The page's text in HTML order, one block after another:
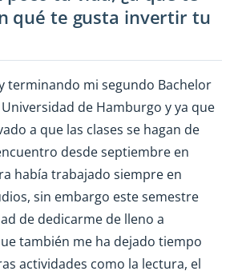
qué te gusta invertir tu
terminando mi segundo Bachelor
de Hamburgo y ya que
a que las clases se hagan de
desde septiembre en
había trabajado siempre en
sin embargo este semestre
de dedicarme de lleno a
también me ha dejado tiempo
actividades como la lectura, el